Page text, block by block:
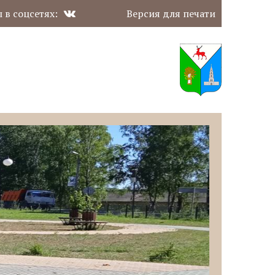
соцсетях: Версия для печати